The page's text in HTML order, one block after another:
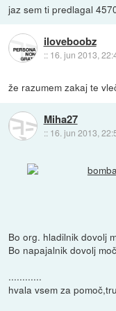
jaz sem ti predlagal
iloveboobz
:: 16. jun 2013,
že razumem zakaj te
Miha27
:: 16. jun 2013,
Bo org. hladilnik dovolj
Bo napajalnik dovolj
............
hvala vsem za